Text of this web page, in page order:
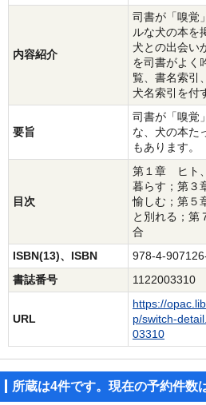
内容紹介
司書が「嗅覚
ルな犬の本を
犬との出会い
を司書がよく
覧、書名索引
犬名索引を付
要旨
司書が「嗅覚
な、犬の本た
もあります。
目次
第１章 ヒト
暮らす；第
愉しむ；第
と別れる；
合
ISBN(13)、ISBN
978-4-
書誌番号
1122003310
URL
https://
p/switch-
03310
所蔵は4件です。現在の予約件数